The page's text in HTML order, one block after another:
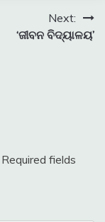
Next:
‘ଜୀବନ ବିଦ୍ୟାଳୟ’
Required fields